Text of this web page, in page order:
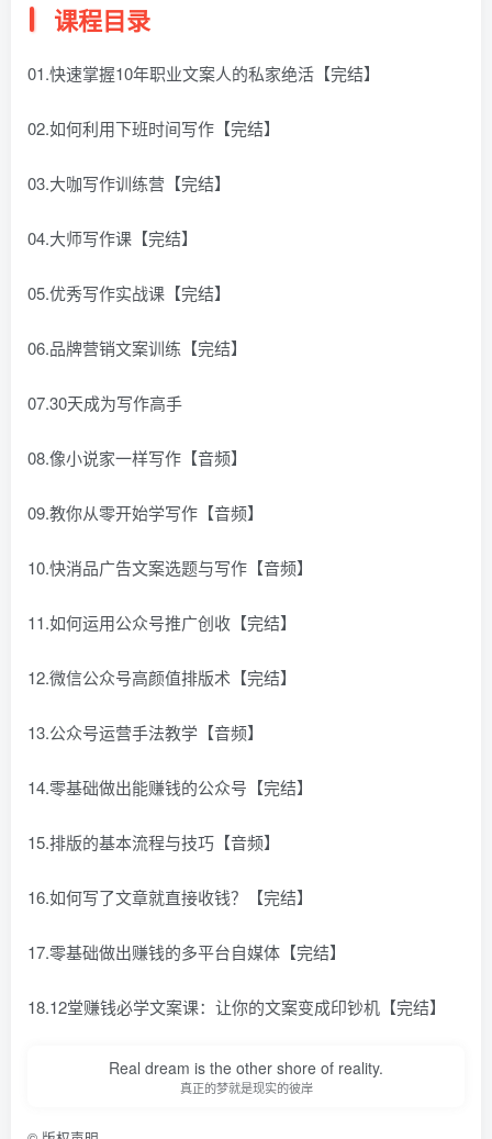
课程目录
01.快速掌握10年职业文案人的私家绝活【完结】
02.如何利用下班时间写作【完结】
03.大咖写作训练营【完结】
04.大师写作课【完结】
05.优秀写作实战课【完结】
06.品牌营销文案训练【完结】
07.30天成为写作高手
08.像小说家一样写作【音频】
09.教你从零开始学写作【音频】
10.快消品广告文案选题与写作【音频】
11.如何运用公众号推广创收【完结】
12.微信公众号高颜值排版术【完结】
13.公众号运营手法教学【音频】
14.零基础做出能赚钱的公众号【完结】
15.排版的基本流程与技巧【音频】
16.如何写了文章就直接收钱？【完结】
17.零基础做出赚钱的多平台自媒体【完结】
18.12堂赚钱必学文案课：让你的文案变成印钞机【完结】
Real dream is the other shore of reality.
真正的梦就是现实的彼岸